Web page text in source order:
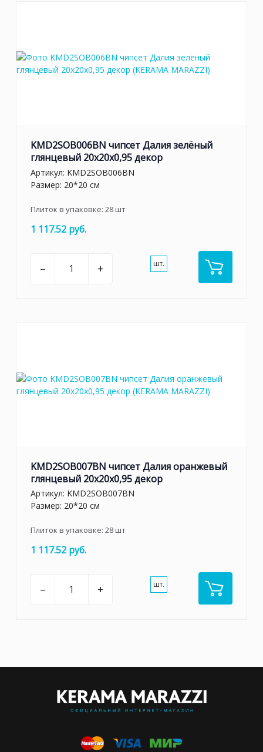
KMD2SOB006BN чипсет Далия зелёный
глянцевый 20x20x0,95 декор
Артикул: KMD2SOB006BN
Размер: 20*20 см
Плиток в упаковке: 28шт
1 117.52 руб.
– + шт.
KMD2SOB007BN чипсет Далия оранжевый
глянцевый 20x20x0,95 декор
Артикул: KMD2SOB007BN
Размер: 20*20 см
Плиток в упаковке: 28шт
1 117.52 руб.
– + шт.